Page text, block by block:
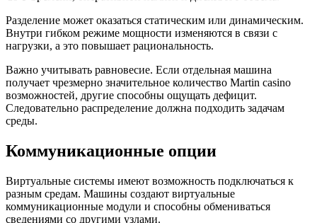
Разделение может оказаться статическим или динамическим.
Внутри гибком режиме мощности изменяются в связи с
нагрузки, а это повышает рациональность.
Важно учитывать равновесие. Если отдельная машина
получает чрезмерно значительное количество Martin casino
возможностей, другие способны ощущать дефицит.
Следовательно распределение должна подходить задачам
среды.
Коммуникационные опции
Виртуальные системы имеют возможность подключаться к
разным средам. Машины создают виртуальные
коммуникационные модули и способны обмениваться
сведениями со другими узлами.